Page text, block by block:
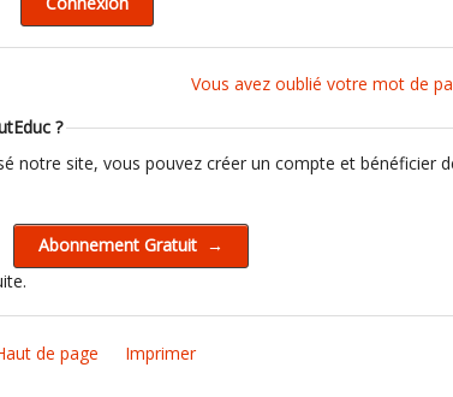
Vous avez oublié votre mot de
?
notre site, vous pouvez créer un compte et bénéficier
de page Imprimer